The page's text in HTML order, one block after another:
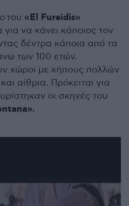
του «El Fureidis»
να κάνει κάποιος τον
δέντρα κάποια από τα
των 100 ετών.
χώροι με κήπους πολλών
αίθρια. Πρόκειται για
οι σκηνές του